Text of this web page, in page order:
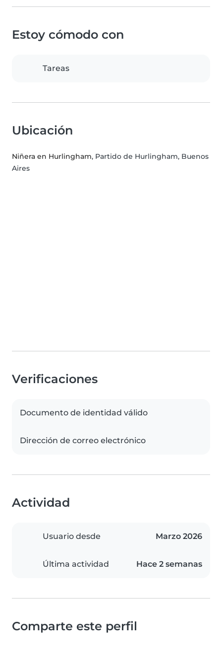
Estoy cómodo con
Tareas
Ubicación
Niñera en Hurlingham, Partido de Hurlingham, Buenos
Aires
Verificaciones
Documento de identidad válido
Dirección de correo electrónico
Actividad
Usuario desde Marzo 2026
Última actividad Hace 2 semanas
Comparte este perfil